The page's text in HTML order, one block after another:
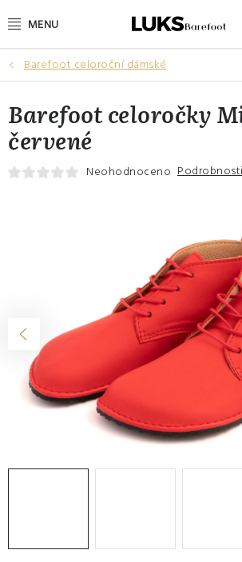
na
NOVINKY
VÝPRODEJ
DÁMSKÉ BAREFOOT BOTY
O nás Hodnocení obchodu
Moje
Výměna a vrácení zboží
Barefoot celoroční dámské
Barefoot celoročky
červené
Neohodnoceno